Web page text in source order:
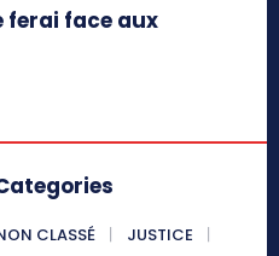
ferai face aux
CLASSÉ
JUSTICE